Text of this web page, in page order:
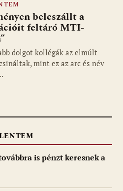
beleszállt a
feltáró MTI-
dolgot kollégák az elmúlt
mint ez az arc és név
is pénzt keresnek a